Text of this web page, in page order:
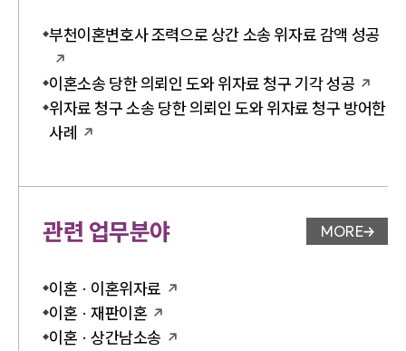
부천이혼변호사 조력으로 상간 소송 위자료 감액 성공
이혼소송 당한 의뢰인 도와 위자료 청구 기각 성공
위자료 청구 소송 당한 의뢰인 도와 위자료 청구 방어한
사례
관련 업무분야 업무분야
MORE
이혼 · 이혼위자료
이혼 · 재판이혼
이혼 · 상간남소송